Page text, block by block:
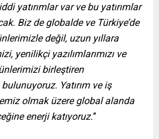
yatırımlar var ve bu yatırımlar
Biz de globalde ve Türkiye’de
değil, uzun yıllara
yenilikçi yazılımlarımızı ve
birleştiren
Yatırım ve iş
olmak üzere global alanda
enerji katıyoruz.”